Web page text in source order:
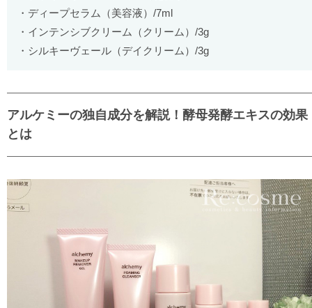
ディープセラム（美容液）/7ml
インテンシブクリーム（クリーム）/3g
シルキーヴェール（デイクリーム）/3g
アルケミーの独自成分を解説！酵母発酵エキスの効果
とは